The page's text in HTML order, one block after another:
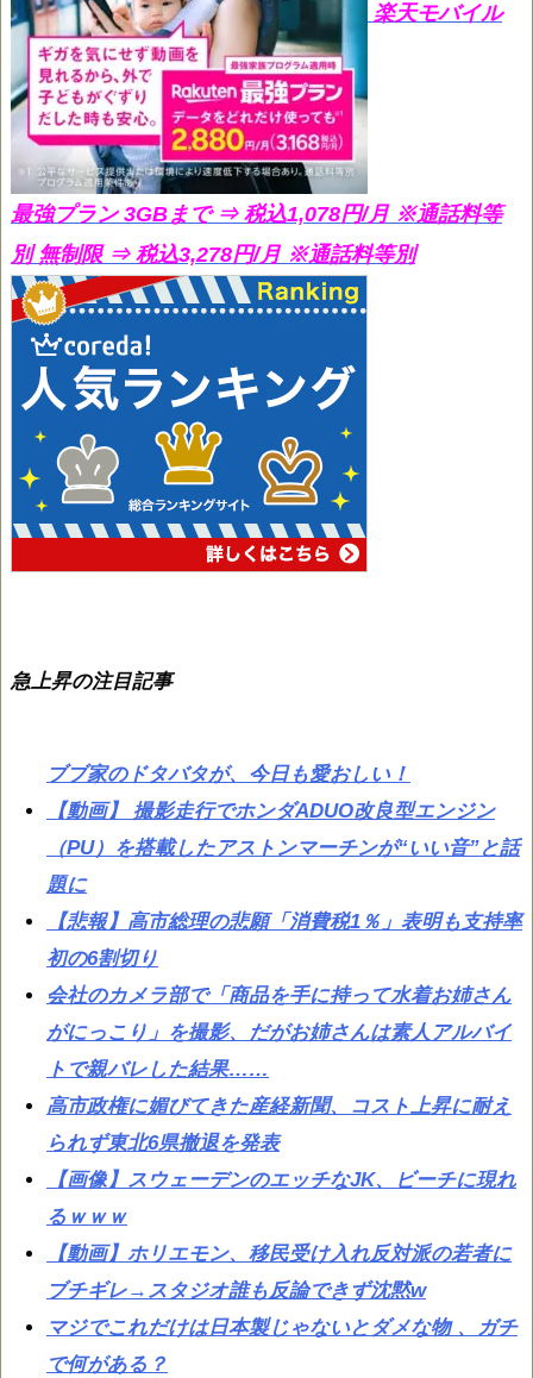
楽天モバイル
最強プラン 3GBまで ⇒ 税込1,078円/月 ※通話料等
別 無制限 ⇒ 税込3,278円/月 ※通話料等別
急上昇の注目記事
ブブ家のドタバタが、今日も愛おしい！
【動画】 撮影走行でホンダADUO改良型エンジン
（PU）を搭載したアストンマーチンが“いい音”と話
題に
【悲報】高市総理の悲願「消費税1％」表明も支持率
初の6割切り
会社のカメラ部で「商品を手に持って水着お姉さん
がにっこり」を撮影、だがお姉さんは素人アルバイ
トで親バレした結果……
高市政権に媚びてきた産経新聞、コスト上昇に耐え
られず東北6県撤退を発表
【画像】スウェーデンのエッチなJK、ビーチに現れ
るｗｗｗ
【動画】ホリエモン、移民受け入れ反対派の若者に
ブチギレ→スタジオ誰も反論できず沈黙w
マジでこれだけは日本製じゃないとダメな物 、ガチ
で何がある？